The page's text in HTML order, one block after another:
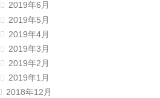
2019年6月
2019年5月
2019年4月
2019年3月
2019年2月
2019年1月
2018年12月